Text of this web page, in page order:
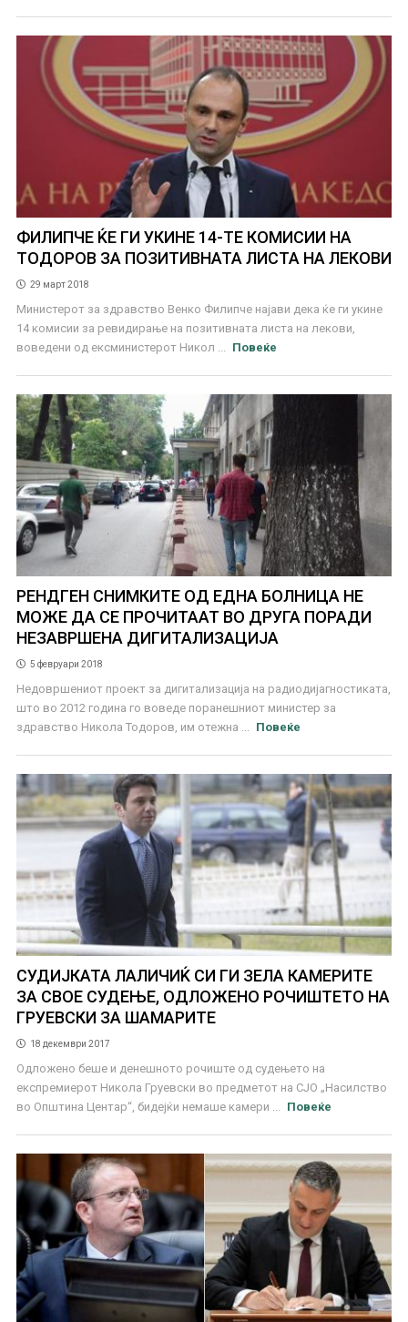
ФИЛИПЧЕ ЌЕ ГИ УКИНЕ 14-ТЕ КОМИСИИ НА
ТОДОРОВ ЗА ПОЗИТИВНАТА ЛИСТА НА ЛЕКОВИ
29 март 2018
Министерот за здравство Венко Филипче најави дека ќе ги укине
14 комисии за ревидирање на позитивната листа на лекови,
воведени од ексминистерот Никол ...
Повеќе
РЕНДГЕН СНИМКИТЕ ОД ЕДНА БОЛНИЦА НЕ
МОЖЕ ДА СЕ ПРОЧИТААТ ВО ДРУГА ПОРАДИ
НЕЗАВРШЕНА ДИГИТАЛИЗАЦИЈА
5 февруари 2018
Недовршениот проект за дигитализација на радиодијагностиката,
што во 2012 година го воведе поранешниот министер за
здравство Никола Тодоров, им отежна ...
Повеќе
СУДИЈКАТА ЛАЛИЧИЌ СИ ГИ ЗЕЛА КАМЕРИТЕ
ЗА СВОЕ СУДЕЊЕ, ОДЛОЖЕНО РОЧИШТЕТО НА
ГРУЕВСКИ ЗА ШАМАРИТЕ
18 декември 2017
Одложено беше и денешното рочиште од судењето на
експремиерот Никола Груевски во предметот на СЈО „Насилство
во Општина Центар“, бидејќи немаше камери ...
Повеќе